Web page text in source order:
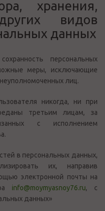
хранения,
видов
данных
персональных
меры, исключающие
лиц.
никогда, ни при
третьим лицам, за
с исполнением
в персональных данных,
их, направив
электронной почты на
info@moymyasnoy76.ru, с
данных»